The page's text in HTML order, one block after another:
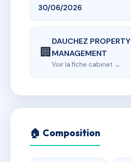
30/06/2026
🏢
DAUCHEZ PROPERTY
MANAGEMENT
Voir la fiche cabinet →
🏠 Composition